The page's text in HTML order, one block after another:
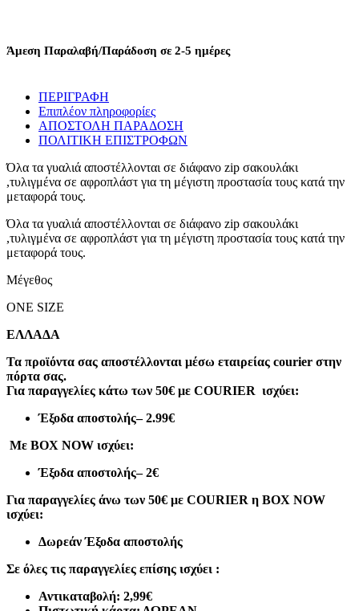
Φαρδύ
Βραχίονα
Μαύρο
ποσότητα
Άμεση Παραλαβή/Παράδοση σε 2-5 ημέρες
ΠΕΡΙΓΡΑΦΗ
Επιπλέον πληροφορίες
ΑΠΟΣΤΟΛΗ ΠΑΡΑΔΟΣΗ
ΠΟΛΙΤΙΚΗ ΕΠΙΣΤΡΟΦΩΝ
Όλα τα γυαλιά αποστέλλονται σε διάφανο zip σακουλάκι
,τυλιγμένα σε αφροπλάστ για τη μέγιστη προστασία τους κατά την
μεταφορά τους.
Όλα τα γυαλιά αποστέλλονται σε διάφανο zip σακουλάκι
,τυλιγμένα σε αφροπλάστ για τη μέγιστη προστασία τους κατά την
μεταφορά τους.
Μέγεθος
ONE SIZE
ΕΛΛΑΔΑ
Τα προϊόντα σας αποστέλλονται μέσω εταιρείας courier στην
πόρτα σας.
Για παραγγελίες κάτω των 50€ με COURIER ισχύει:
Έξοδα αποστολής– 2.99€
Με BOX NOW ισχύει:
Έξοδα αποστολής– 2€
Για παραγγελίες άνω των 50€ με COURIER η BOX NOW
ισχύει:
Δωρεάν Έξοδα αποστολής
Σε όλες τις παραγγελίες επίσης ισχύει :
Αντικαταβολή: 2,99€